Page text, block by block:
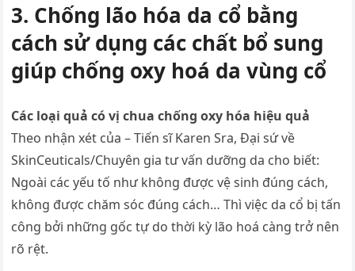
3. Chống lão hóa da cổ bằng
cách sử dụng các chất bổ sung
giúp chống oxy hoá da vùng cổ
Các loại quả có vị chua chống oxy hóa hiệu quả
Theo nhận xét của – Tiến sĩ Karen Sra, Đại sứ về
SkinCeuticals/Chuyên gia tư vấn dưỡng da cho biết:
Ngoài các yếu tố như không được vệ sinh đúng cách,
không được chăm sóc đúng cách… Thì việc da cổ bị tấn
công bởi những gốc tự do thời kỳ lão hoá càng trở nên
rõ rệt.